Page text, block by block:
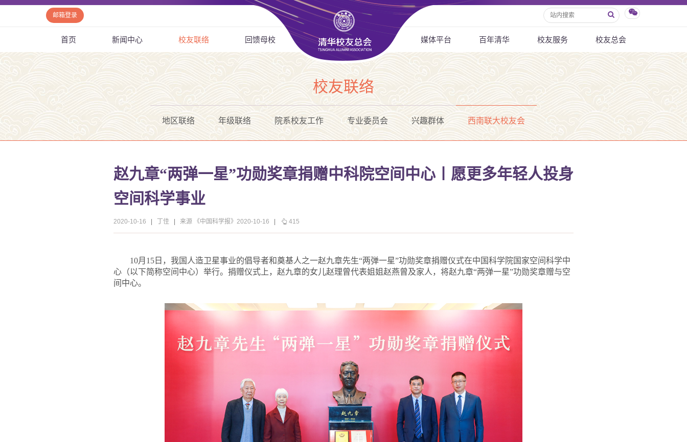
邮箱登录
首页 新闻中心 校友联络 回馈母校 媒体平台 百年清华 校友服务 校友总会
校友联络
地区联络 年级联络 院系校友工作 专业委员会 兴趣群体 西南联大校友会
赵九章“两弹一星”功勋奖章捐赠中科院空间中心〡愿更多年轻人投身
空间科学事业
2020-10-16 丁佳 来源 《中国科学报》2020-10-16 415
10月15日，我国人造卫星事业的倡导者和奠基人之一赵九章先生“两弹一星”功勋奖章捐赠仪式在中国科学院国家空间科学中
心（以下简称空间中心）举行。捐赠仪式上，赵九章的女儿赵理曾代表姐姐赵燕曾及家人，将赵九章“两弹一星”功勋奖章赠与空
间中心。